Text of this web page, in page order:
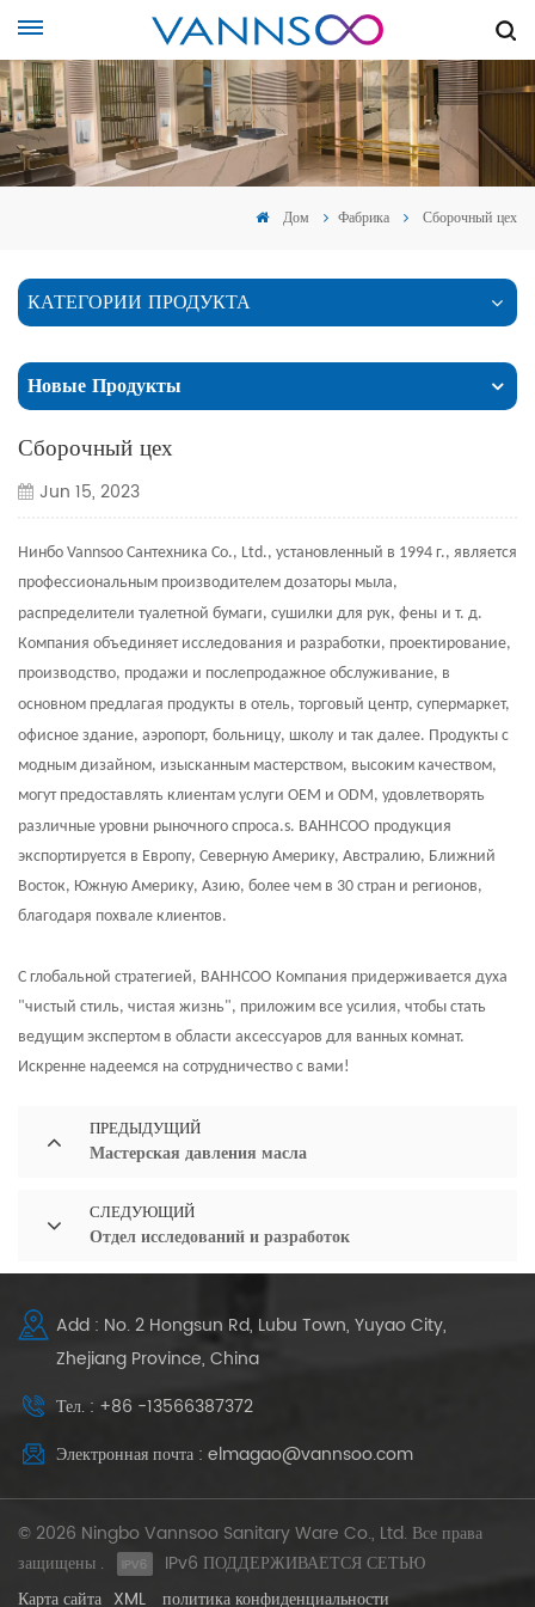
Дом Фабрика Сборочный цех
КАТЕГОРИИ ПРОДУКТА
Новые Продукты
Сборочный цех
Jun 15, 2023
Нинбо Vannsoo Сантехника Co., Ltd., установленный в 1994 г., является
профессиональным производителем дозаторы мыла,
распределители туалетной бумаги, сушилки для рук, фены и т. д.
Компания объединяет исследования и разработки, проектирование,
производство, продажи и послепродажное обслуживание, в
основном предлагая продукты в отель, торговый центр, супермаркет,
офисное здание, аэропорт, больницу, школу и так далее. Продукты с
модным дизайном, изысканным мастерством, высоким качеством,
могут предоставлять клиентам услуги OEM и ODM, удовлетворять
различные уровни рыночного спроса.s. ВАННСОО продукция
экспортируется в Европу, Северную Америку, Австралию, Ближний
Восток, Южную Америку, Азию, более чем в 30 стран и регионов,
благодаря похвале клиентов.
С глобальной стратегией, ВАННСОО Компания придерживается духа
"чистый стиль, чистая жизнь", приложим все усилия, чтобы стать
ведущим экспертом в области аксессуаров для ванных комнат.
Искренне надеемся на сотрудничество с вами!
ПРЕДЫДУЩИЙ
Мастерская давления масла
СЛЕДУЮЩИЙ
Отдел исследований и разработок
Add : No. 2 Hongsun Rd, Lubu Town, Yuyao City,
Zhejiang Province, China
Тел. : +86 -13566387372
Электронная почта : elmagao@vannsoo.com
© 2026 Ningbo Vannsoo Sanitary Ware Co., Ltd. Все права
защищены .
IPv6 ПОДДЕРЖИВАЕТСЯ СЕТЬЮ
Карта сайта XML политика конфиденциальности